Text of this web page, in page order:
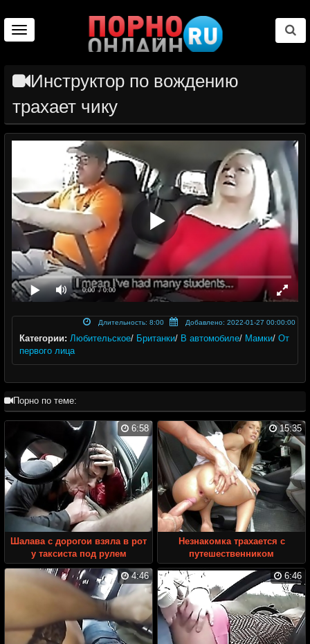
Toggle
navigation
Инструктор по вождению
трахает чику
0:00 / 0:00
Длительность: 8:00 Добавлено: 2022-01-27 00:00:00
Категории: Любительское/ Британки/ В автомобиле/ Мамки/ От
первого лица
Порно по теме:
6:58
Шалава с дорогои взяла в рот
у таксиста под рулем
15:35
Незнакомка трахается с
путешественником
4:46 6:46